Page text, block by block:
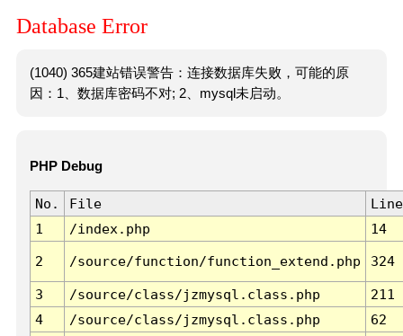
Database Error
(1040) 365建站错误警告：连接数据库失败，可能的原
因：1、数据库密码不对; 2、mysql未启动。
PHP Debug
No. File
Line
1
/index.php 14
2 /source/function/function_extend.php 324
3 /source/class/jzmysql.class.php
211
4
/source/class/jzmysql.class.php
62